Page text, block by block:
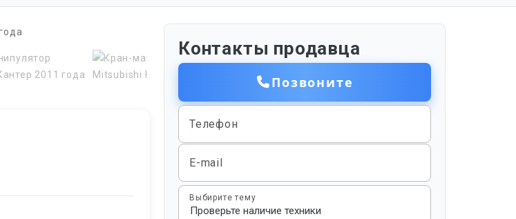
Контакты продавца
Позвоните
Телефон
E-mail
Выбирите тему